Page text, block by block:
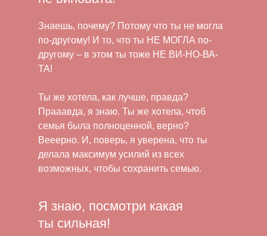
Знаешь, почему? Потому что ты не могла
по-другому! И то, что ты НЕ МОГЛА по-
другому – в этом ты тоже НЕ ВИ-НО-ВА-
ТА!
Ты же хотела, как лучше, правда?
Прааавда, я знаю. Ты же хотела, чтоб
семья была полноценной, верно?
Вееерно. И, поверь, я уверена, что ты
делала максимум усилий из всех
возможных, чтобы сохранить семью.
Я знаю, посмотри какая
ты сильная!